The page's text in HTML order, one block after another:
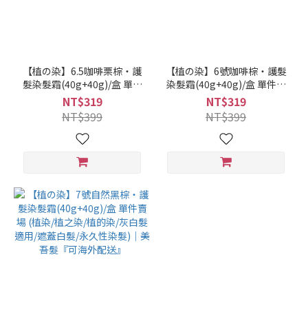
【植の染】6.5咖啡栗棕‧護
髮染髮霜(40g+40g)/盒 單件
賣場 (植染/植之染/植的染/灰
白髮適用/遮蓋白髮/永久性染
髮)｜美吾髮『可海外配送』
NT$319
NT$399
【植の染】6號咖啡棕‧護髮
染髮霜(40g+40g)/盒 單件賣
場 (植染/植之染/植的染/灰白
髮適用/遮蓋白髮/永久性染
髮)｜美吾髮『可海外配送』
NT$319
NT$399